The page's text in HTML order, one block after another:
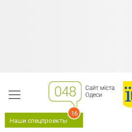
Наши спецпроекты
16